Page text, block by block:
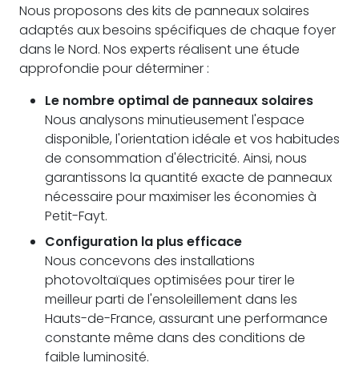
Nous proposons des kits de panneaux solaires
adaptés aux besoins spécifiques de chaque foyer
dans le Nord. Nos experts réalisent une étude
approfondie pour déterminer :
Le nombre optimal de panneaux solaires
Nous analysons minutieusement l'espace
disponible, l'orientation idéale et vos habitudes
de consommation d'électricité. Ainsi, nous
garantissons la quantité exacte de panneaux
nécessaire pour maximiser les économies à
Petit-Fayt.
Configuration la plus efficace
Nous concevons des installations
photovoltaïques optimisées pour tirer le
meilleur parti de l'ensoleillement dans les
Hauts-de-France, assurant une performance
constante même dans des conditions de
faible luminosité.